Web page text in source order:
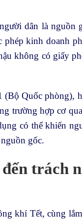
dân là nguồn
kinh doanh
không có giấy
Quốc phòng),
trường hợp cơ
có thể khiến
gốc.
trách
khí Tết, cùng